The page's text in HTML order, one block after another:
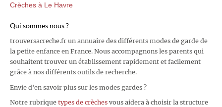
Crèches à Le Havre
Qui sommes nous ?
trouversacreche.fr un annuaire des différents modes de garde de
la petite enfance en France. Nous accompagnons les parents qui
souhaitent trouver un établissement rapidement et facilement
grâce à nos différents outils de recherche.
Envie d'en savoir plus sur les modes gardes ?
Notre rubrique types de crèches vous aidera à choisir la structure